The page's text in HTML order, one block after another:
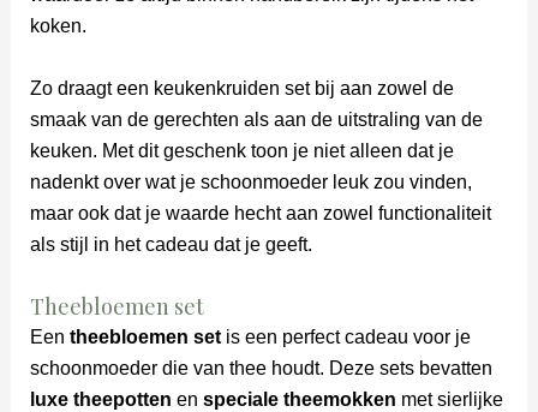
koken.
Zo draagt een keukenkruiden set bij aan zowel de
smaak van de gerechten als aan de uitstraling van de
keuken. Met dit geschenk toon je niet alleen dat je
nadenkt over wat je schoonmoeder leuk zou vinden,
maar ook dat je waarde hecht aan zowel functionaliteit
als stijl in het cadeau dat je geeft.
Theebloemen set
Een theebloemen setis een perfect cadeau voor je
schoonmoeder die van thee houdt. Deze sets bevatten
luxe theepotten en speciale theemokken met sierlijke